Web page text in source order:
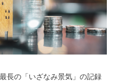
長の「いざなみ景気」の記録